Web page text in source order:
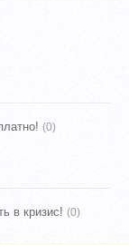
(0)
в кризис! (0)